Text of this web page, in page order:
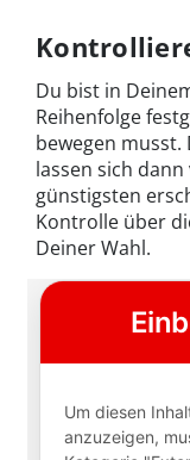
Du bist in
Reihenfolge
bewegen
lassen sich
günstigsten
Kontrolle über
Deiner Wahl.